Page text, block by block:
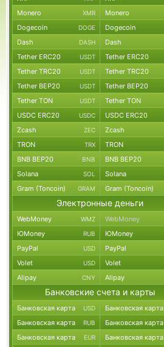
Monero XMR Monero
Dogecoin DOGE Dogecoin
Dash DASH Dash
Tether ERC20 USDT Tether ERC20
Tether TRC20 USDT Tether TRC20
Tether BEP20 USDT Tether BEP20
Tether TON USDT Tether TON
USDC ERC20 USDC USDC ERC20
Zcash ZEC Zcash
TRON TRX TRON
BNB BEP20 BNB BNB BEP20
Solana SOL Solana
Gram (Toncoin) GRAM Gram (Toncoin)
Электронные деньги
WebMoney WMZ WebMoney
ЮMoney RUB ЮMoney
PayPal USD PayPal
Volet USD Volet
Alipay CNY Alipay
Банковские счета и карты
Банковская карта USD Банковская карта
Банковская карта RUB Банковская карта
Банковская карта EUR Банковская карта